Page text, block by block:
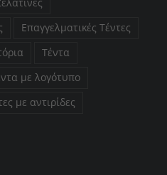
Επαγγελματικές Τέντες
Τέντα
με λογότυπο
με αντιρίδες